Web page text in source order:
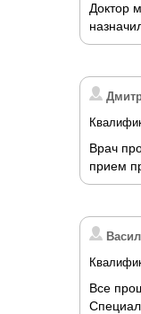
Доктор
Врач
прием
Все